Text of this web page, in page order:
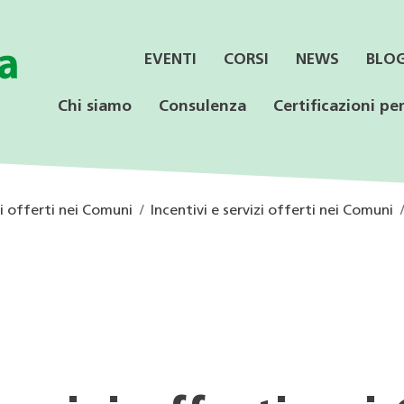
EVENTI CORSI NEWS
Chi siamo Consulenza
CECE
Certificazioni
CECE
Programmi di consulenza
offerti nei Comuni Incentivi e servizi offerti nei Comuni